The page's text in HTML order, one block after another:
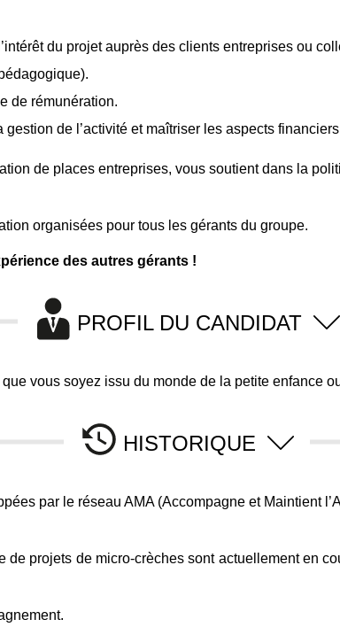
du projet auprès des clients entreprises ou
de rémunération.
gestion de l’activité et maîtriser les aspects
de places entreprises, vous soutient dans la
organisées pour tous les gérants du groupe.
des autres gérants !
PROFIL DU CANDIDAT
vous soyez issu du monde de la petite enfance
HISTORIQUE
par le réseau AMA (Accompagne et Maintient
de projets de micro-crèches sont actuellement en